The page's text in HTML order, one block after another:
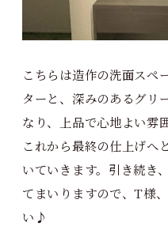
こちらは造作の洗面スペ
ターと、深みのあるグリ
なり、上品で心地よい雰
これから最終の仕上げへ
いていきます。引き続き
てまいりますので、T様
い♪